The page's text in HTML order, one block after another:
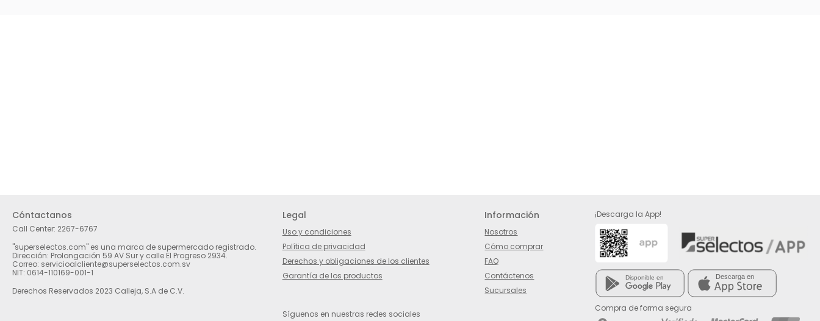
Cóntactanos
Call Center: 2267-6767
"superselectos.com" es una marca de supermercado registrado.
Dirección: Prolongación 59 AV Sur y calle El Progreso 2934.
Correo: servicioalcliente@superselectos.com.sv
NIT: 0614-110169-001-1
Derechos Reservados 2023 Calleja, S.A de C.V.
Legal
Uso y condiciones
Política de privacidad
Derechos y obligaciones de los clientes
Garantía de los productos
Información
Nosotros
Cómo comprar
FAQ
Contáctenos
Sucursales
Síguenos en nuestras redes sociales
¡Descarga la App!
Compra de forma segura